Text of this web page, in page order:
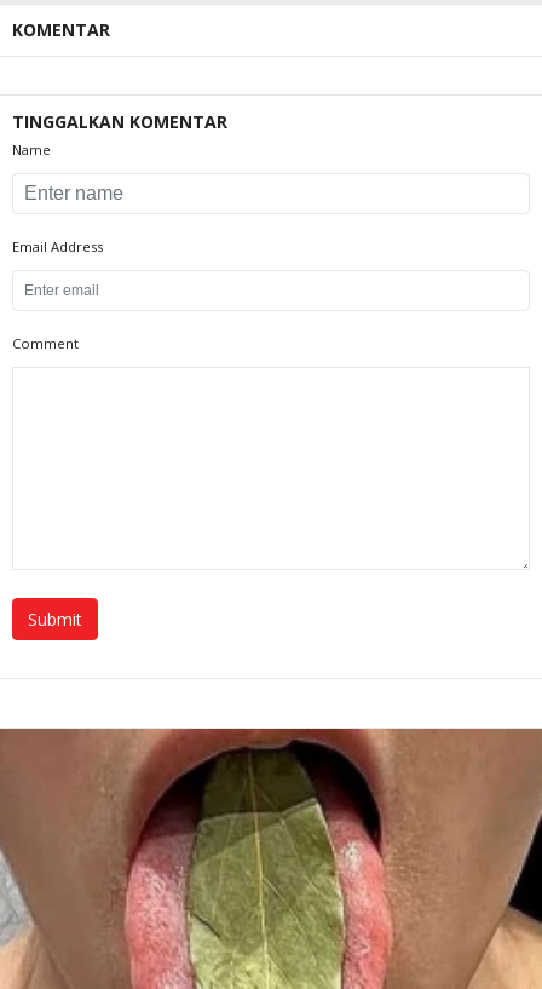
KOMENTAR
TINGGALKAN KOMENTAR
Name
Email Address
Comment